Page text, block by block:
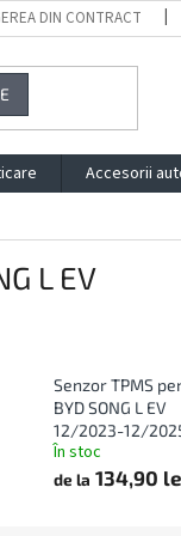
DIN CONTRACT
Accesorii
L EV
Senzor TPMS
BYD SONG L EV
12/2023-12/
În stoc
de la 134,90